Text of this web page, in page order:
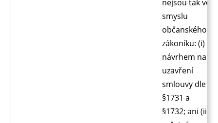
nejsou tak ve
smyslu
občanského
zákoníku: (i)
návrhem na
uzavření
smlouvy dle
§1731 a
§1732; ani (ii)